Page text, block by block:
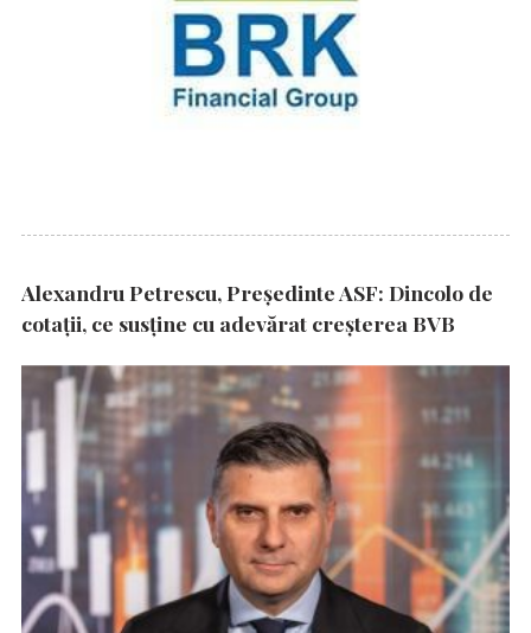
Alexandru Petrescu, Președinte ASF: Dincolo de
cotații, ce susține cu adevărat creșterea BVB